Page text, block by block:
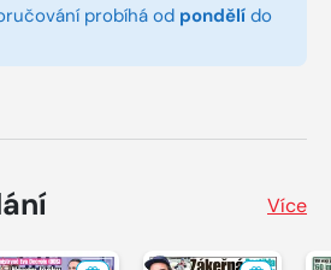
probíhá od pondělí do
Více